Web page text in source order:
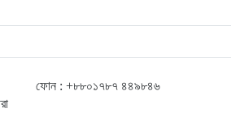
ফোন : +৮৮০১৭৮৭ ৪৪৯৮৪৬